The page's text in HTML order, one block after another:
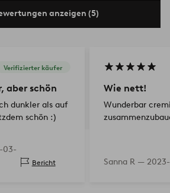
anzeigen (5)
Verifizierter käufer
aber schön
dunkler als auf
schön :)
03-
Bericht
Wie nett!
Wunderbar
Sanna R — 2023-